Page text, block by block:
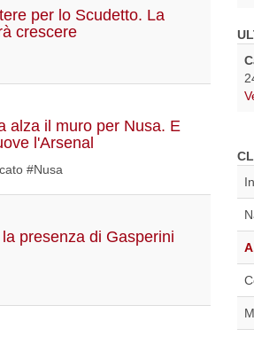
per lo Scudetto. La
crescere
alza il muro per Nusa. E
l'Arsenal
#Nusa
presenza di Gasperini